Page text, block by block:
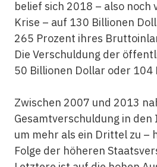
belief sich 2018 – also noch
Krise – auf 130 Billionen
265 Prozent ihres
Die Verschuldung der
50 Billionen Dollar oder 104
Zwischen 2007 und 2013
Gesamtverschuldung in
um mehr als ein Drittel zu –
Folge der höheren